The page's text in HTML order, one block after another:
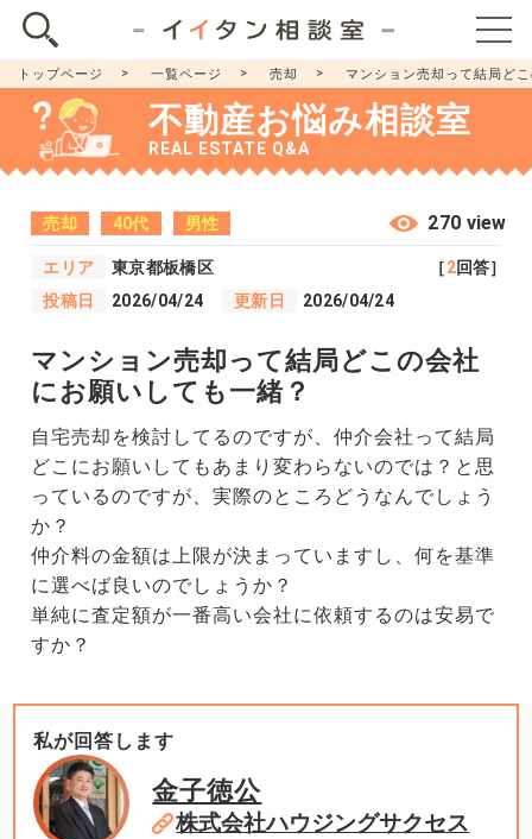
トップページ 一覧ページ 売却 マンション売却って結局ど
不動産お悩み相談室
REAL ESTATE Q&A
売却 40代 男性
エリア
東京都板橋区
投稿日
2026/04/24 更新日 2026/04/24
［2回答］
270 view
マンション売却って結局どこの会社
にお願いしても一緒？
自宅売却を検討してるのですが、仲介会社って結局
どこにお願いしてもあまり変わらないのでは？と思
っているのですが、実際のところどうなんでしょう
か？
仲介料の金額は上限が決まっていますし、何を基準
に選べば良いのでしょうか？
単純に査定額が一番高い会社に依頼するのは安易で
すか？
私が回答します
金子徳公
株式会社ハウジングサクセス